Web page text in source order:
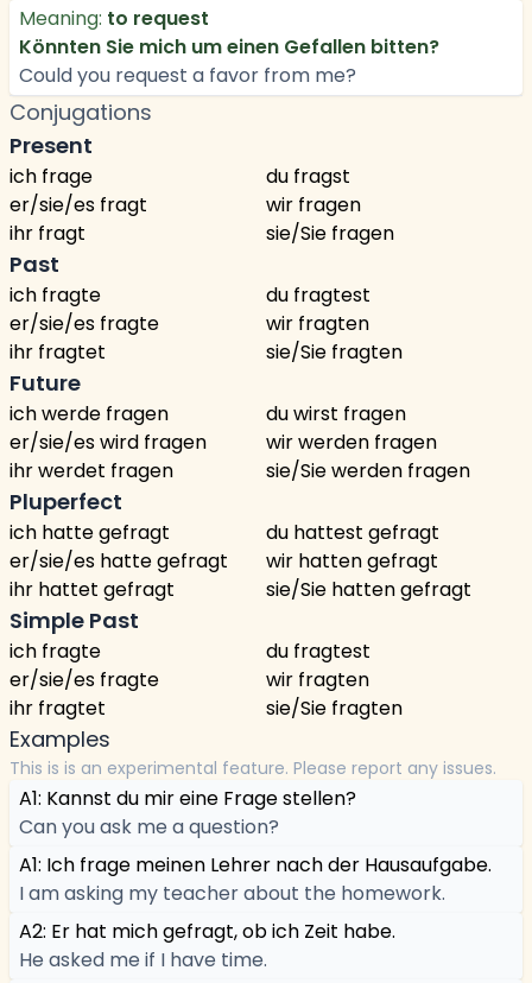
Meaning: to request
Könnten Sie mich um einen Gefallen bitten?
Could you request a favor from me?
Conjugations
Present
ich frage
du fragst
er/sie/es fragt
wir fragen
ihr fragt
sie/Sie fragen
Past
ich fragte
du fragtest
er/sie/es fragte
wir fragten
ihr fragtet
sie/Sie fragten
Future
ich werde fragen
du wirst fragen
er/sie/es wird fragen
wir werden fragen
ihr werdet fragen
sie/Sie werden fragen
Pluperfect
ich hatte gefragt
du hattest gefragt
er/sie/es hatte gefragt
wir hatten gefragt
ihr hattet gefragt
sie/Sie hatten gefragt
Simple Past
ich fragte
du fragtest
er/sie/es fragte
wir fragten
ihr fragtet
sie/Sie fragten
Examples
This is is an experimental feature. Please report any issues.
A1: Kannst du mir eine Frage stellen?
Can you ask me a question?
A1: Ich frage meinen Lehrer nach der Hausaufgabe.
I am asking my teacher about the homework.
A2: Er hat mich gefragt, ob ich Zeit habe.
He asked me if I have time.